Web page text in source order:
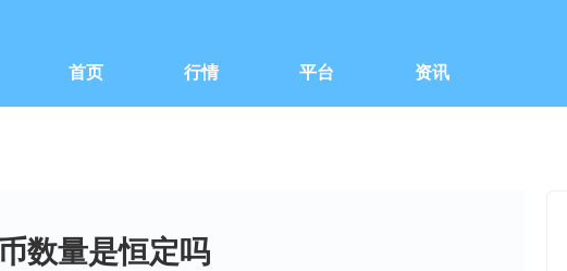
首页 行情 平台 资讯
数量是恒定吗